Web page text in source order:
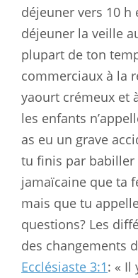
déjeuner vers 10
déjeuner la veille
plupart de ton
commerciaux à la
yaourt crémeux et
les enfants
as eu un grave
tu finis par
jamaïcaine que ta
mais que tu
questions? Les
des changements
Ecclésiaste 3:1: « Il